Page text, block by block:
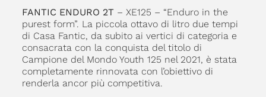
FANTIC ENDURO 2T – XE125 – “Enduro in the
purest form”. La piccola ottavo di litro due tempi
di Casa Fantic, da subito ai vertici di categoria e
consacrata con la conquista del titolo di
Campione del Mondo Youth 125 nel 2021, è stata
completamente rinnovata con l’obiettivo di
renderla ancor più competitiva.